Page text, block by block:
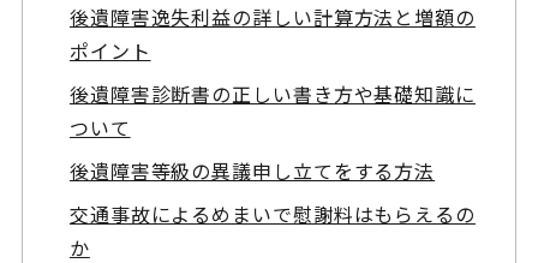
後遺障害逸失利益の詳しい計算方法と増額の
ポイント
後遺障害診断書の正しい書き方や基礎知識に
ついて
後遺障害等級の異議申し立てをする方法
交通事故によるめまいで慰謝料はもらえるの
か